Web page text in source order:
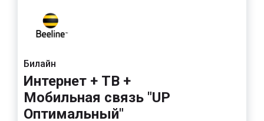
Билайн
Интернет + ТВ +
Мобильная связь "UP
Оптимальный"